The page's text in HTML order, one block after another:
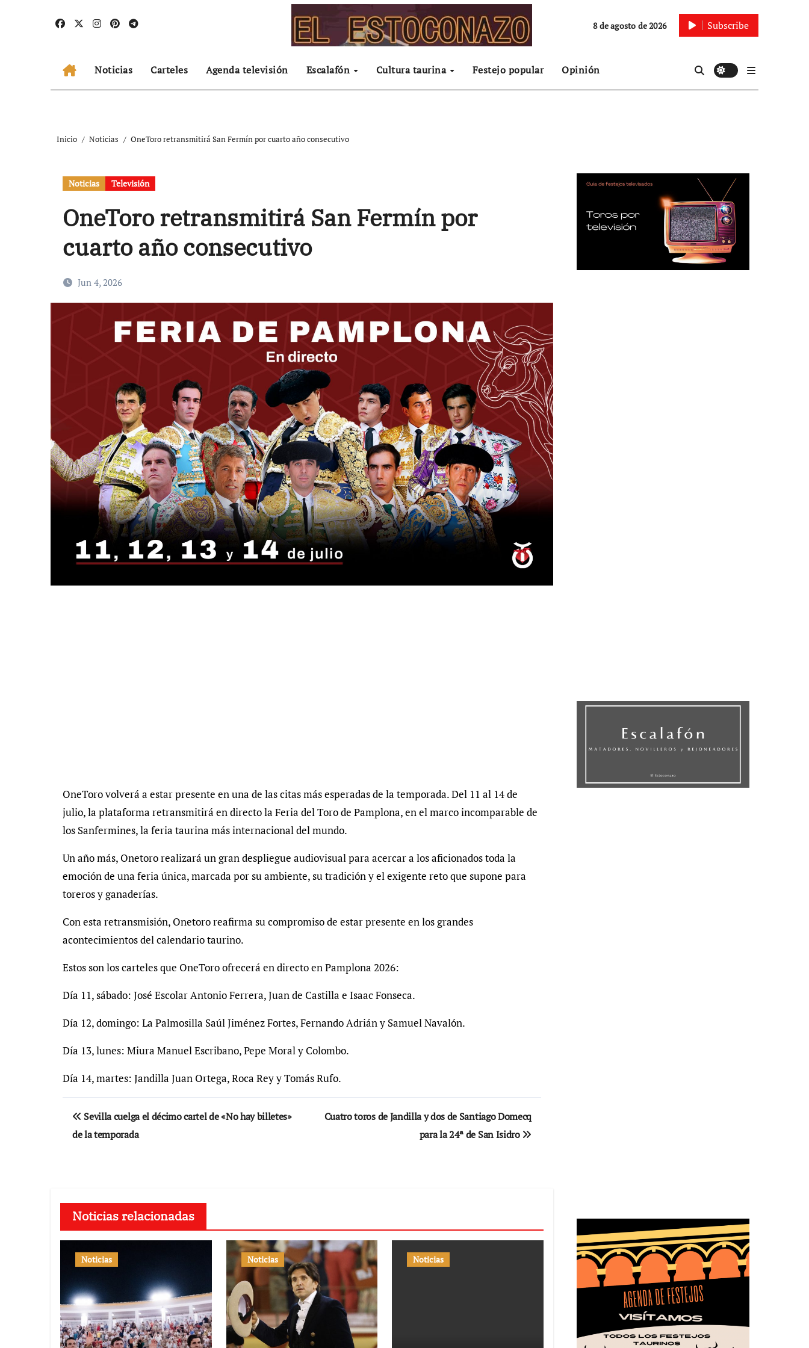
8 de agosto de 2026 Subscribe
Noticias Carteles Agenda televisión Escalafón Cultura taurina Festejo popular Opinión
Inicio Noticias OneToro retransmitirá San Fermín por cuarto año consecutivo
Noticias Televisión
OneToro retransmitirá San Fermín por
cuarto año consecutivo
Jun 4, 2026
OneToro volverá a estar presente en una de las citas más esperadas de la temporada. Del 11 al 14 de
julio, la plataforma retransmitirá en directo la Feria del Toro de Pamplona, en el marco incomparable de
los Sanfermines, la feria taurina más internacional del mundo.
Un año más, Onetoro realizará un gran despliegue audiovisual para acercar a los aficionados toda la
emoción de una feria única, marcada por su ambiente, su tradición y el exigente reto que supone para
toreros y ganaderías.
Con esta retransmisión, Onetoro reafirma su compromiso de estar presente en los grandes
acontecimientos del calendario taurino.
Estos son los carteles que OneToro ofrecerá en directo en Pamplona 2026:
Día 11, sábado: José Escolar Antonio Ferrera, Juan de Castilla e Isaac Fonseca.
Día 12, domingo: La Palmosilla Saúl Jiménez Fortes, Fernando Adrián y Samuel Navalón.
Día 13, lunes: Miura Manuel Escribano, Pepe Moral y Colombo.
Día 14, martes: Jandilla Juan Ortega, Roca Rey y Tomás Rufo.
Navegación
de
Sevilla cuelga el décimo cartel de «No hay billetes»
de la temporada
Cuatro toros de Jandilla y dos de Santiago Domecq
para la 24ª de San Isidro
Noticias relacionadas
Noticias Noticias Noticias